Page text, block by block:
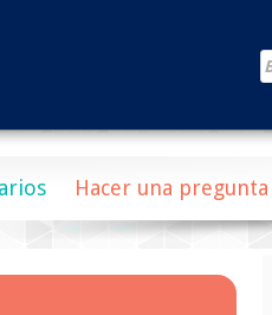
Hacer una pregunta